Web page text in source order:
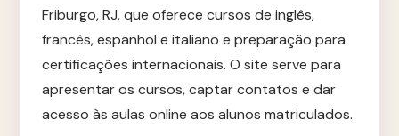
Friburgo, RJ, que oferece cursos de inglês,
francês, espanhol e italiano e preparação para
certificações internacionais. O site serve para
apresentar os cursos, captar contatos e dar
acesso às aulas online aos alunos matriculados.